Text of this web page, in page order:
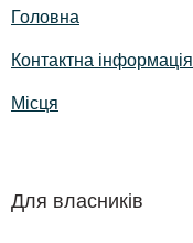
Головна
Контактна інформація
Місця
Для власників